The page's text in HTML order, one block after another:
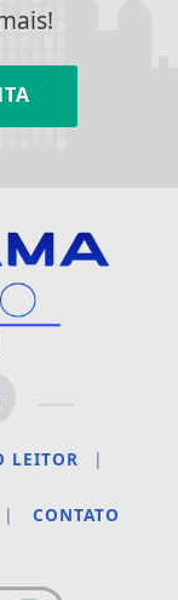
LEITOR |
| CONTATO